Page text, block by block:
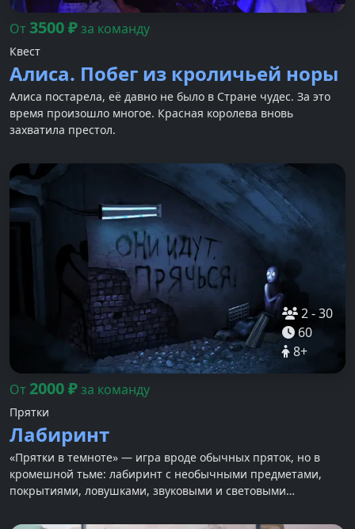
От3500₽за команду
Квест
Алиса. Побег из кроличьей норы
Алиса постарела, её давно не было в Стране чудес. За это
время произошло многое. Красная королева вновь
захватила престол.
2-30
60
8+
От 2000₽за команду
Прятки
Лабиринт
«Прятки в темноте» — игра вроде обычных пряток, но в
кромешной тьме: лабиринт с необычными предметами,
покрытиями, ловушками, звуковыми и световыми